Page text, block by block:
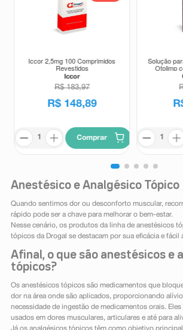
Iccor 2,5mg 100 Comprimidos
Revestidos
Iccor
R$ 183,97
R$ 148,89
Comprar
Solução
Otolimp
Anestésico e Analgésico Tópico
Quando sentimos dor ou desconforto muscular,
rápido pode ser a chave para melhorar o bem-estar.
Nesse cenário, os produtos da linha de anestésicos
tópicos da Drogal se destacam por sua eficácia e fácil
Afinal, o que são anestésicos e
tópicos?
Os anestésicos tópicos são medicamentos que
dor na área onde são aplicados, proporcionando
necessidade de ingestão de medicamentos orais.
usados em dores musculares, articulares e até para
Já os analgésicos tópicos têm como objetivo